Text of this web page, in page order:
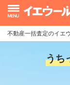
不動産一括査定のイエ
うち
イエウール加盟
初めての方へ